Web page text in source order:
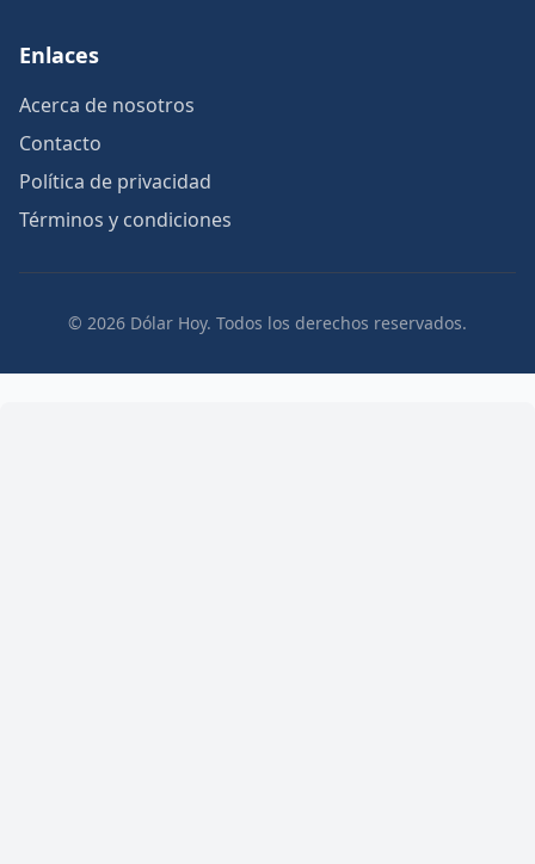
Enlaces
Acerca de nosotros
Contacto
Política de privacidad
Términos y condiciones
© 2026 Dólar Hoy. Todos los derechos reservados.